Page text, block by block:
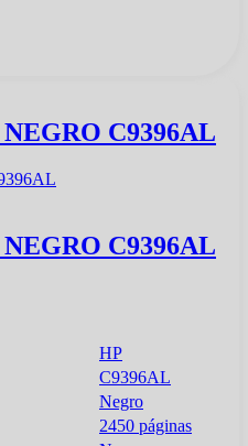
C9396AL
C9396AL
HP
C9396AL
Negro
2450 páginas